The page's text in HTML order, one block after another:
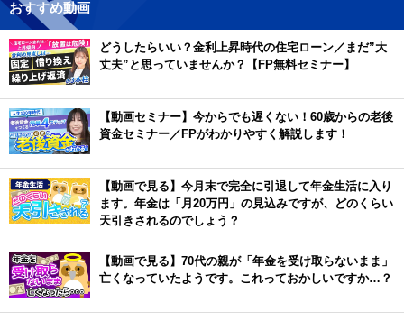
おすすめ動画
どうしたらいい？金利上昇時代の住宅ローン／まだ”大
丈夫”と思っていませんか？【FP無料セミナー】
【動画セミナー】今からでも遅くない！60歳からの老後
資金セミナー／FPがわかりやすく解説します！
【動画で見る】今月末で完全に引退して年金生活に入り
ます。年金は「月20万円」の見込みですが、どのくらい
天引きされるのでしょう？
【動画で見る】70代の親が「年金を受け取らないまま」
亡くなっていたようです。これっておかしいですか…？